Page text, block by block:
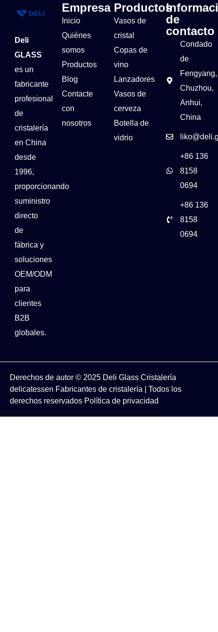
Deli
GLASS
es un
fabricante
profesional
de
cristalería
en China
desde
1996,
proporcionando
suministro
directo
de
fábrica y
soluciones
OEM/ODM
para
clientes
B2B
globales.
Empresa
Inicio
Quiénes
somos
Productos
Blog
Contacte
con
nosotros
Productos
Vasos de
cristal
Copas de
vino
Lanzadores
Vasos de
cerveza
Botella de
vidrio
de
contacto
Condado
de
Fengyang,
Chuzhou,
Anhui,
China
+86 136
8158
0694
+86 136
8158
0694
Derechos de autor © 2025 Deli Glass Cristalería
delicatessen Fabricantes de cristalería
| Todos los
derechos reservados Política de privacidad